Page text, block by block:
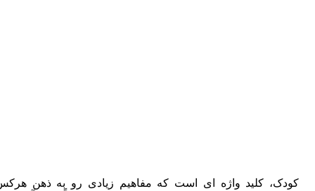
کلید واژه ای است که مفاهیم زیادی رو به ذهن هرکس